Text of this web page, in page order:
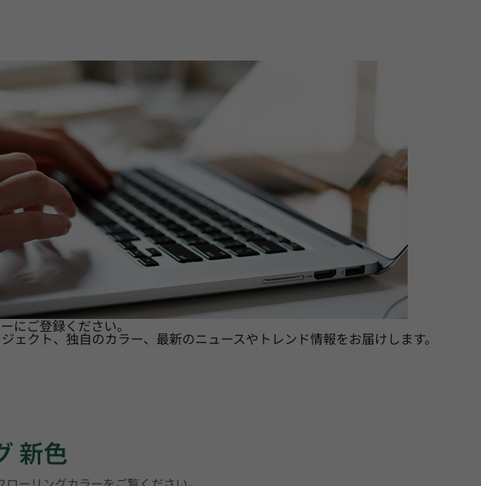
にご登録ください。
ェクト、独自のカラー、最新のニュースやトレンド情報をお届けします。
新色